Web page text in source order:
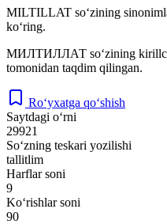
MILTILLAT so‘zining
ko‘ring.
МИЛТИЛЛАТ so‘zining
tomonidan taqdim qilingan.
Ro‘yxatga qo‘shish
Saytdagi o‘rni
29921
So‘zning teskari yozilishi
tallitlim
Harflar soni
9
Ko‘rishlar soni
90